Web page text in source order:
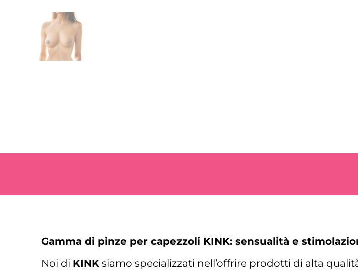
Gamma di pinze per capezzoli KINK: sensualità e
Noi di KINK siamo specializzati nell’offrire prodotti di alta